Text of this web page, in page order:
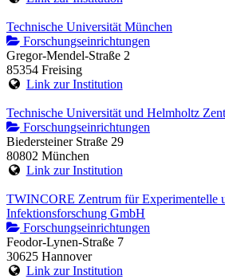
Technische Universität München
Forschungseinrichtungen
Gregor-Mendel-Straße 2
85354 Freising
Link zur Institution
Technische Universität und Helmholtz
Forschungseinrichtungen
Biedersteiner Straße 29
80802 München
Link zur Institution
TWINCORE Zentrum für Experimentelle
Infektionsforschung GmbH
Forschungseinrichtungen
Feodor-Lynen-Straße 7
30625 Hannover
Link zur Institution